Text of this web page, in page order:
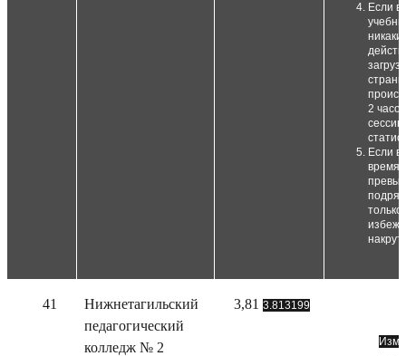
Если
2
Если в
время
только
41
Нижнетагильский
педагогический
колледж № 2
3,81 3.813199